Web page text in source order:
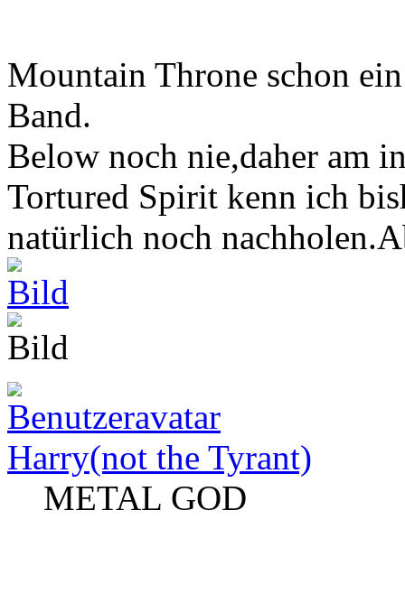
Mountain Throne schon
Band.
Below noch nie,daher am
Tortured Spirit kenn ich
natürlich noch
Harry(not the Tyrant)
METAL GOD